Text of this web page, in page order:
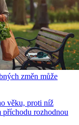
změn může
věku, proti níž
příchodu rozhodnou